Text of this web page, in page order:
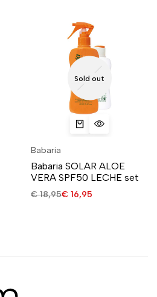
Sold out
Babaria
Babaria SOLAR ALOE
VERA SPF50 LECHE set
€18,95€ 16,95